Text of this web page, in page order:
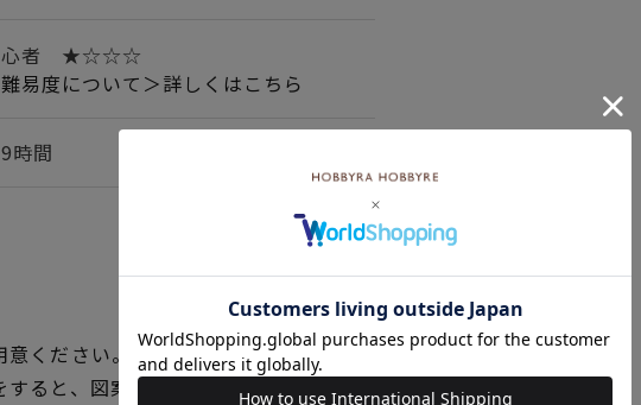
心者 ★☆☆☆
易度について＞詳しくはこちら
時間
ください。
ると、図案の線が見えにくくなった